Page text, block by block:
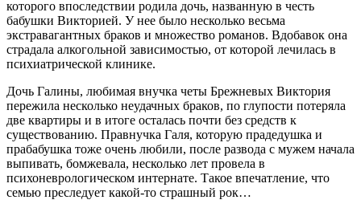
которого впоследствии родила дочь, названную в честь
бабушки Викторией. У нее было несколько весьма
экстравагантных браков и множество романов. Вдобавок она
страдала алкогольной зависимостью, от которой лечилась в
психиатрической клинике.
Дочь Галины, любимая внучка четы Брежневых Виктория
пережила несколько неудачных браков, по глупости потеряла
две квартиры и в итоге осталась почти без средств к
существованию. Правнучка Галя, которую прадедушка и
прабабушка тоже очень любили, после развода с мужем начала
выпивать, бомжевала, несколько лет провела в
психоневрологическом интернате. Такое впечатление, что
семью преследует какой-то страшный рок…